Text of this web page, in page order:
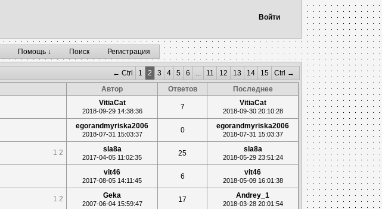
Войти
Помощь ↓ Поиск Регистрация
← Ctrl 1 2 3 4 5 6 ... 11 12 13 14 15
Ctrl →
Автор Ответов Последнее
VitiaCat
2018-09-29 14:38:36 7 VitiaCat
2018-09-30 20:10:28
egorandmyriska2006
2018-07-31 15:03:37 0 egorandmyriska2006
2018-07-31 15:03:37
1 2 sla8a
2017-04-05 11:02:35 25 sla8a
2018-05-29 23:51:24
vit46
2017-08-05 14:11:45 6 vit46
2018-05-09 16:01:38
1 2 Geka
2007-06-04 15:59:47 17 Andrey_1
2018-03-28 20:01:54